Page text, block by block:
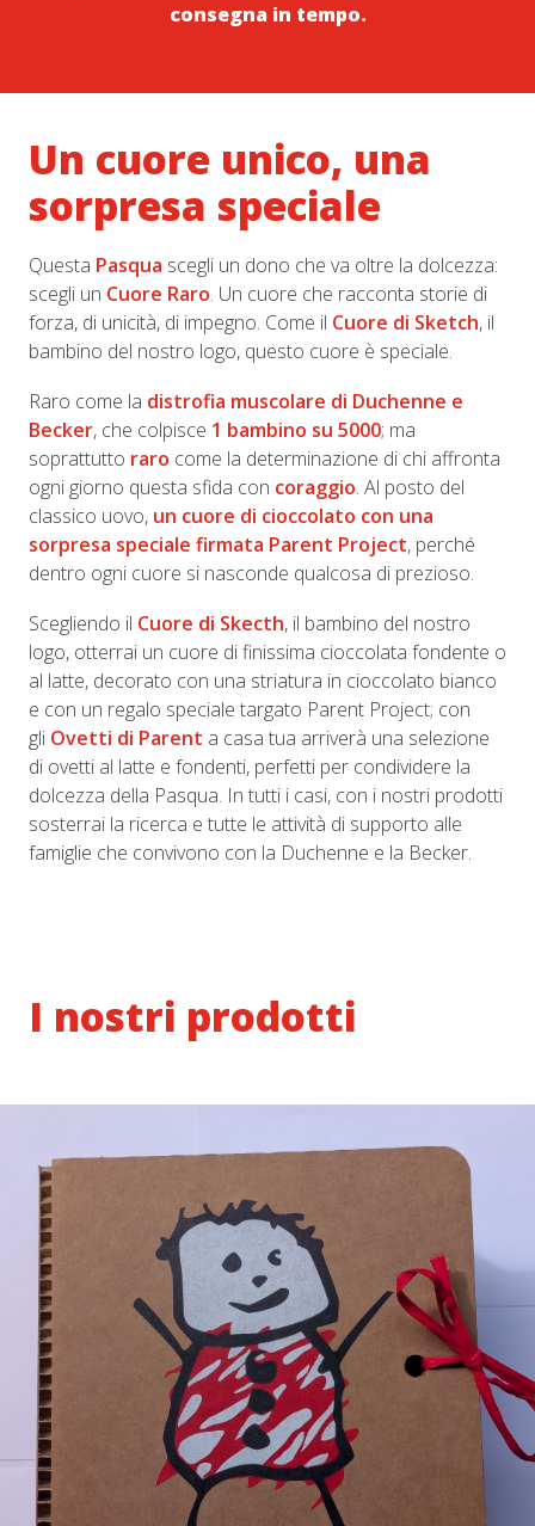
consegna in tempo.
Un cuore unico, una
sorpresa speciale
Questa Pasqua scegli un dono che va oltre la dolcezza:
scegli un Cuore Raro. Un cuore che racconta storie di
forza, di unicità, di impegno. Come il Cuore di Sketch, il
bambino del nostro logo, questo cuore è speciale.
Raro come la distrofia muscolare di Duchenne e
Becker, che colpisce 1 bambino su 5000; ma
soprattutto raro come la determinazione di chi affronta
ogni giorno questa sfida con coraggio. Al posto del
classico uovo, un cuore di cioccolato con una
sorpresa speciale firmata Parent Project, perché
dentro ogni cuore si nasconde qualcosa di prezioso.
Scegliendo il Cuore di Skecth, il bambino del nostro
logo, otterrai un cuore di finissima cioccolata fondente o
al latte, decorato con una striatura in cioccolato bianco
e con un regalo speciale targato Parent Project; con
gli Ovetti di Parent a casa tua arriverà una selezione
di ovetti al latte e fondenti, perfetti per condividere la
dolcezza della Pasqua. In tutti i casi, con i nostri prodotti
sosterrai la ricerca e tutte le attività di supporto alle
famiglie che convivono con la Duchenne e la Becker.
I nostri prodotti